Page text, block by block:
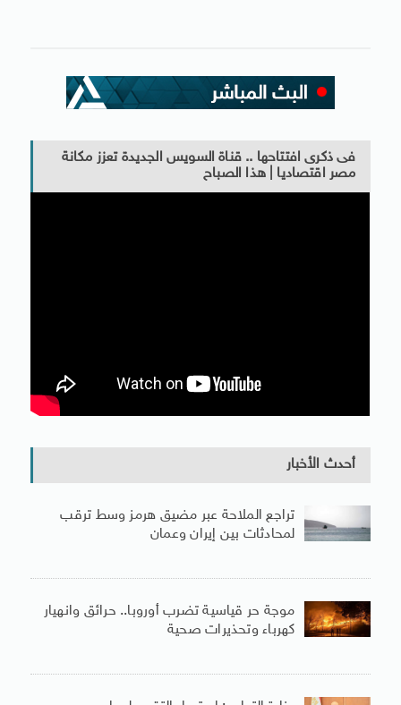
فى ذكرى افتتاحها .. قناة السويس الجديدة تعزز مكانة
مصر اقتصاديا | هذا الصباح
أحدث الأخبار
تراجع الملاحة عبر مضيق هرمز وسط ترقب
لمحادثات بين إيران وعمان
موجة حر قياسية تضرب أوروبا.. حرائق وانهيار
كهرباء وتحذيرات صحية